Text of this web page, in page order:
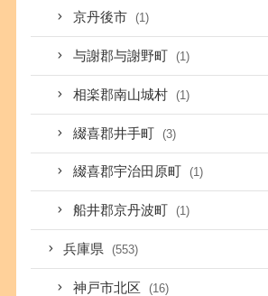
京丹後市 (1)
与謝郡与謝野町 (1)
相楽郡南山城村 (1)
綴喜郡井手町 (3)
綴喜郡宇治田原町 (1)
船井郡京丹波町 (1)
兵庫県 (553)
神戸市北区 (16)